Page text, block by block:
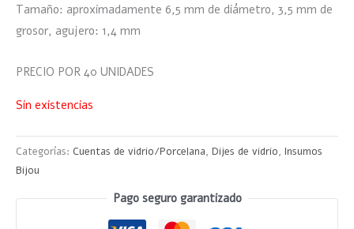
Tamaño: aproximadamente 6,5 mm de diámetro, 3,5 mm de
grosor, agujero: 1,4 mm
PRECIO POR 40 UNIDADES
Sin existencias
Categorías: Cuentas de vidrio/Porcelana, Dijes de vidrio, Insumos
Bijou
Pago seguro garantizado